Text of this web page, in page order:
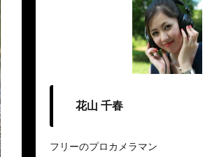
花山 千春
フリーのプロカメラマン